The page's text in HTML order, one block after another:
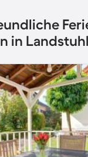
in Landstuhl